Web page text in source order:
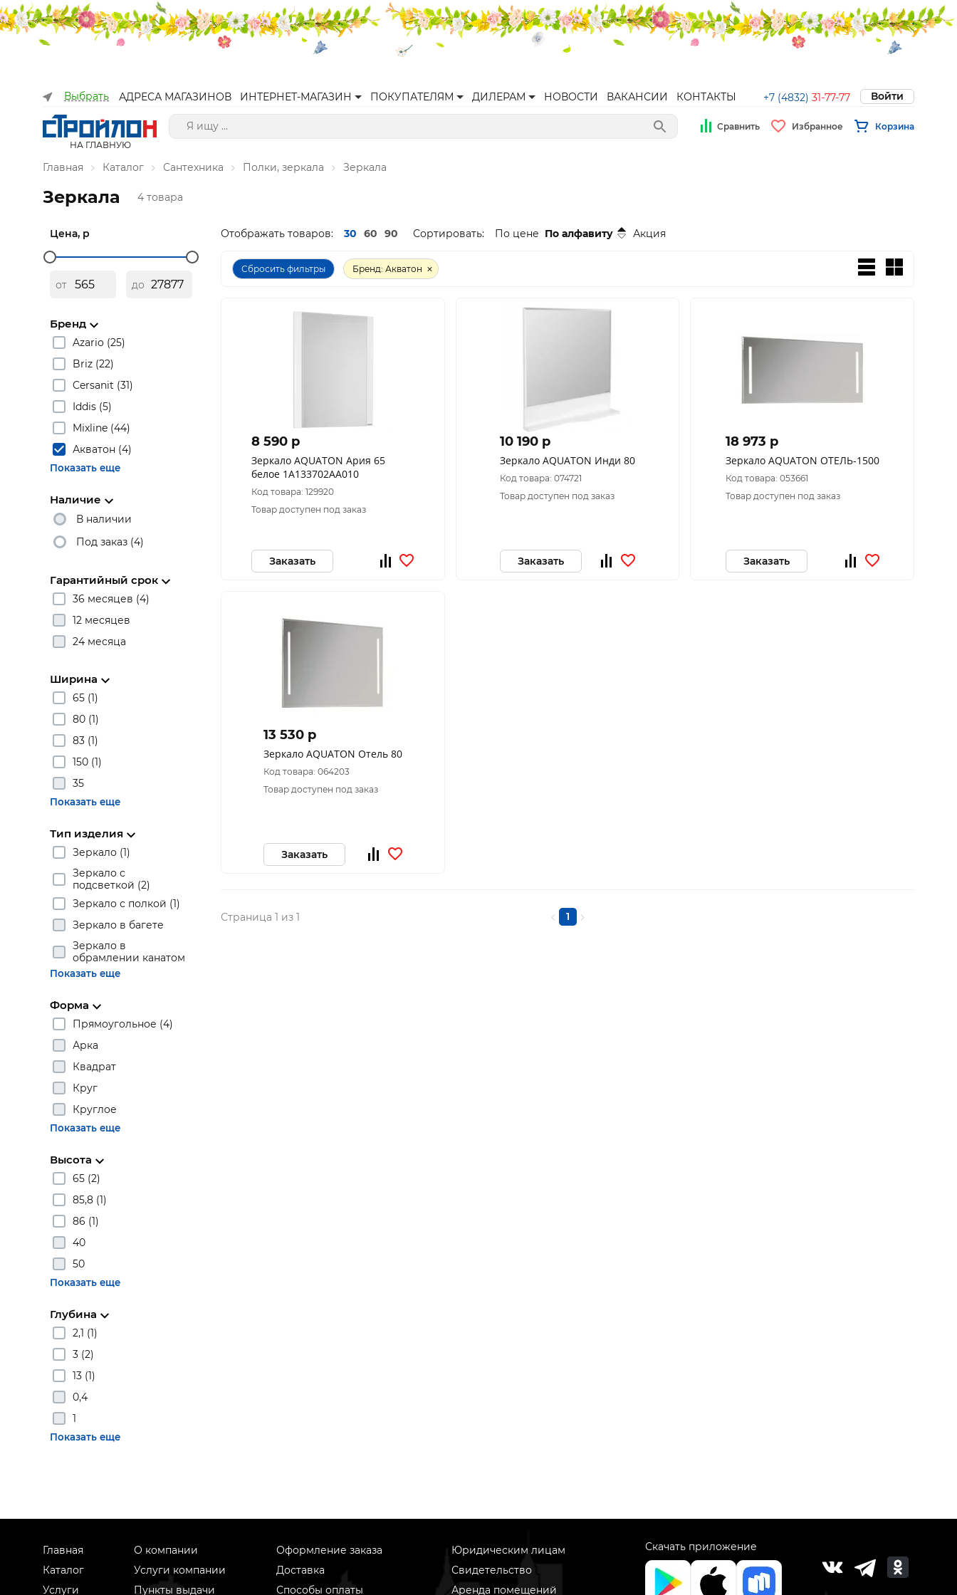
Выбрать АДРЕСА МАГАЗИНОВ ИНТЕРНЕТ-МАГАЗИН ПОКУПАТЕЛЯМ ДИЛЕРАМ НОВОСТИ ВАКАНСИИ КОНТАКТЫ +7 (4832) 31-77-77 Войти
НА ГЛАВНУЮ
Сравнить Избранное Корзина
Главная Каталог Сантехника Полки, зеркала Зеркала
Зеркала 4 товара
Цена, р
от до
Бренд
Azario (25)
Briz (22)
Cersanit (31)
Iddis (5)
Mixline (44)
Акватон (4)
Показать еще
Наличие
В наличии
Под заказ (4)
Гарантийный срок
36 месяцев (4)
12 месяцев
24 месяца
Ширина
65 (1)
80 (1)
83 (1)
150 (1)
35
Показать еще
Тип изделия
Зеркало (1)
Зеркало с
подсветкой (2)
Зеркало с полкой (1)
Зеркало в багете
Зеркало в
обрамлении канатом
Показать еще
Форма
Прямоугольное (4)
Арка
Квадрат
Круг
Круглое
Показать еще
Высота
65 (2)
85,8 (1)
86 (1)
40
50
Показать еще
Глубина
2,1 (1)
3 (2)
13 (1)
0,4
1
Показать еще
Отображать товаров: 30 60 90 Сортировать: По цене По алфавиту Акция
Сбросить фильтры Бренд: Акватон
8 590 p
Зеркало AQUATON Ария 65
белое 1A133702AA010
Код товара: 129920
Товар доступен под заказ
Заказать
10 190 p
Зеркало AQUATON Инди 80
Код товара: 074721
Товар доступен под заказ
Заказать
18 973 p
Зеркало AQUATON ОТЕЛЬ-1500
Код товара: 053661
Товар доступен под заказ
Заказать
13 530 p
Зеркало AQUATON Отель 80
Код товара: 064203
Товар доступен под заказ
Заказать
Страница 1 из 1 1
Главная
Каталог
Услуги
О компании
Услуги компании
Пункты выдачи
Оформление заказа
Доставка
Способы оплаты
Юридическим лицам
Свидетельство
Аренда помещений
Скачать приложение